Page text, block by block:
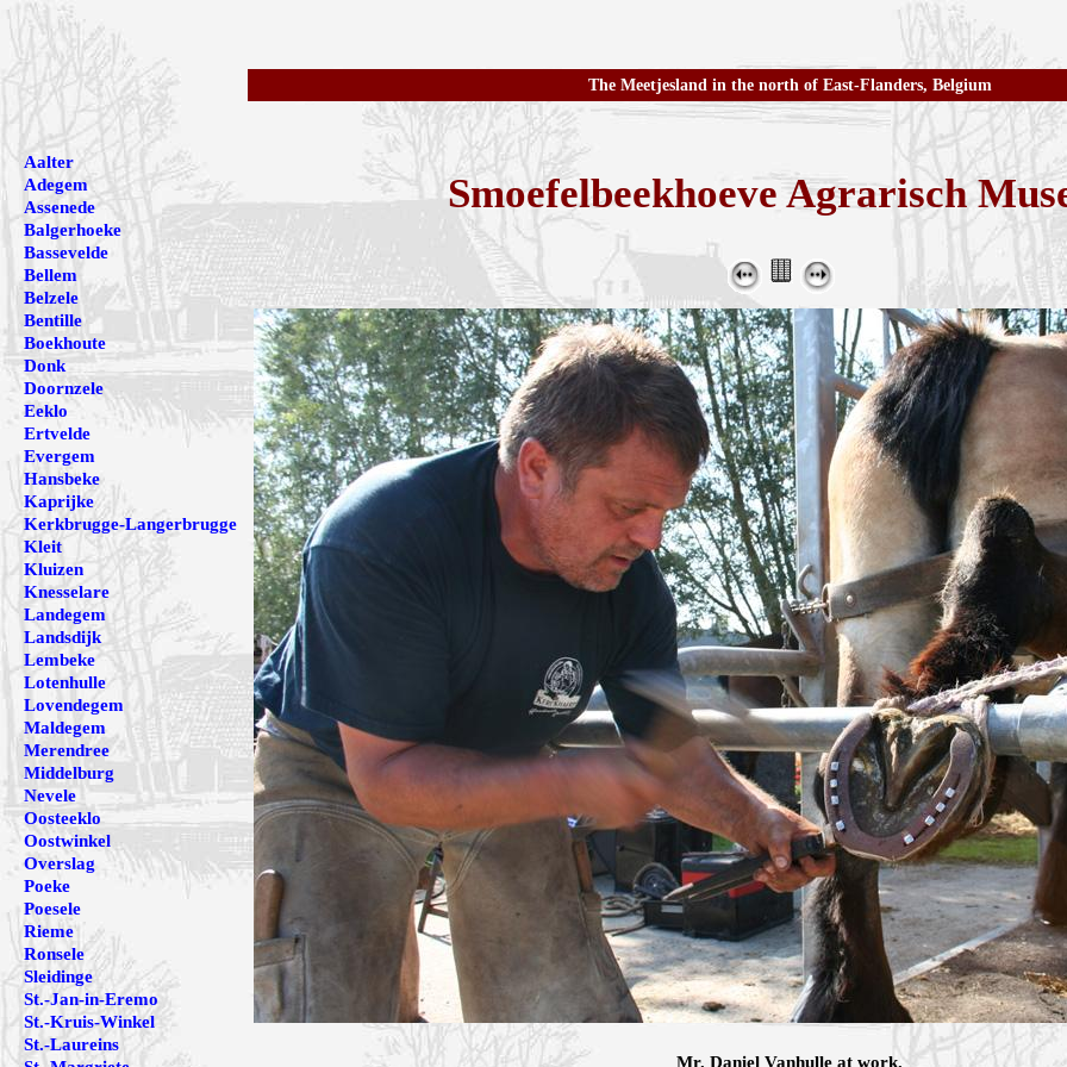
The Meetjesland in the north of East-Flanders, Belgium
Smoefelbeekhoeve Agrarisch
Mr. Daniel Vanhulle at work.
Aalter
Adegem
Assenede
Balgerhoeke
Bassevelde
Bellem
Belzele
Bentille
Boekhoute
Donk
Doornzele
Eeklo
Ertvelde
Evergem
Hansbeke
Kaprijke
Kerkbrugge-Langerbrugge
Kleit
Kluizen
Knesselare
Landegem
Landsdijk
Lembeke
Lotenhulle
Lovendegem
Maldegem
Merendree
Middelburg
Nevele
Oosteeklo
Oostwinkel
Overslag
Poeke
Poesele
Rieme
Ronsele
Sleidinge
St.-Jan-in-Eremo
St.-Kruis-Winkel
St.-Laureins